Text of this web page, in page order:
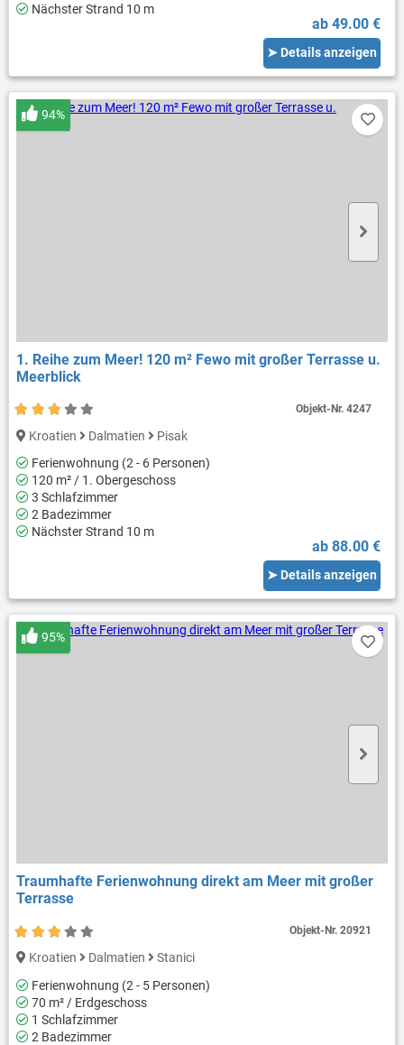
Nächster Strand 10 m
ab 49.00 €
➤ Details anzeigen
1. Reihe zum Meer! 120 m² Fewo mit großer Terrasse u.
Meerblick
94%
Kroatien Dalmatien
Pisak
Ferienwohnung (2 - 6 Personen)
120 m² / 1. Obergeschoss
3 Schlafzimmer
2 Badezimmer
Nächster Strand 10 m
ab 88.00 €
➤ Details anzeigen
Objekt-Nr.4247
Traumhafte Ferienwohnung direkt am Meer mit großer
Terrasse
95%
Kroatien Dalmatien
Stanici
Ferienwohnung (2 - 5 Personen)
70 m² / Erdgeschoss
1 Schlafzimmer
2 Badezimmer
Objekt-Nr.20921